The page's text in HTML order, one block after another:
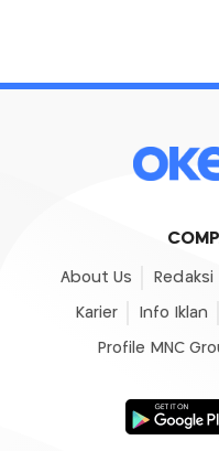
About Us Redaksi
Karier Info Iklan
Profile MNC